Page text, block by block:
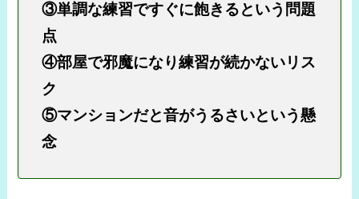
③単調な練習ですぐに飽きるという問題
点
④部屋で邪魔になり練習が続かないリス
ク
⑤マンションだと音がうるさいという懸
念